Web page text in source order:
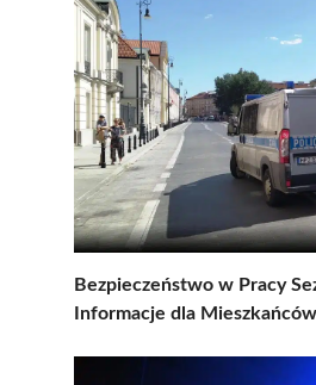
Bezpieczeństwo w Pracy
Informacje dla